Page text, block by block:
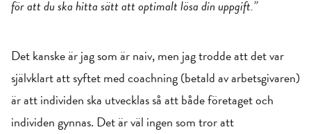
för att du ska hitta sätt att optimalt lösa din uppgift.”
Det kanske är jag som är naiv, men jag trodde att det var
självklart att syftet med coachning (betald av arbetsgivaren)
är att individen ska utvecklas så att både företaget och
individen gynnas. Det är väl ingen som tror att